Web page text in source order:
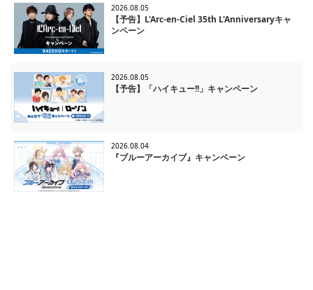
2026.08.05
【予告】L'Arc-en-Ciel 35th L'Anniversaryキャ
ンペーン
2026.08.05
【予告】「ハイキュー!!」キャンペーン
2026.08.04
『ブルーアーカイブ』キャンペーン